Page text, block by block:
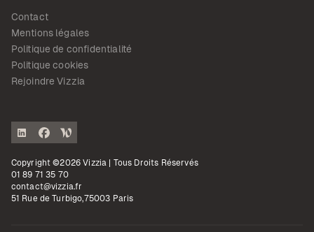
Contact
Mentions légales
Politique de confidentialité
Politique cookies
Rejoindre Vizzia
Copyright ©2026 Vizzia | Tous Droits Réservés
01 89 71 35 70
contact@vizzia.fr
51 Rue de Turbigo,75003 Paris